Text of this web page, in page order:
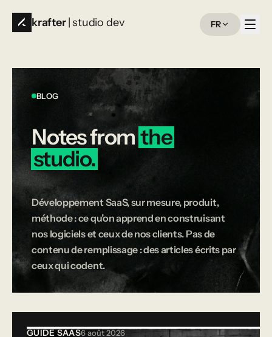
krafter | studio dev FR
BLOG
Notesfrom the
studio.
Développement SaaS, sur mesure, produit,
méthode : ce qu’on apprend en construisant
nos logiciels et ceux de nos clients. Pas de
contenu de remplissage : des articles écrits par
ceux qui codent.
GUIDE SAAS6 août 2026